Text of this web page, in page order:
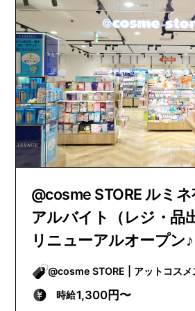
@cosme STORE ルミネ
アルバイト（レジ・品
リニューアルオープン♪
@cosme STORE | アット
時給1,300円〜